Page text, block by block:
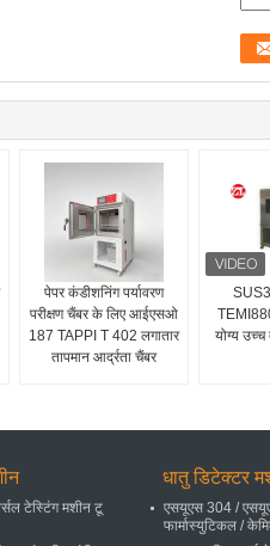
पेपर कंडीशनिंग पर्यावरण
परीक्षण चैंबर के लिए आईएसओ
187 TAPPI T 402 लगातार
तापमान आर्द्रता चैंबर
योग्य
टेस्टिंग मशीन टू
धातु डिटेक्टर
एसयूएस 304 /
फार्मास्युटिकल /